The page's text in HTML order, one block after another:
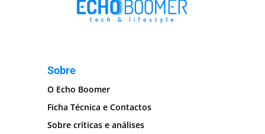
Sobre
O Echo Boomer
Ficha Técnica e Contactos
Sobre críticas e análises